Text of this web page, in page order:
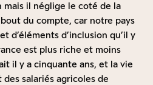
il néglige le coté de la
du compte, car notre pays
d’éléments d’inclusion qu’il y
est plus riche et moins
il y a cinquante ans, et la vie
salariés agricoles de